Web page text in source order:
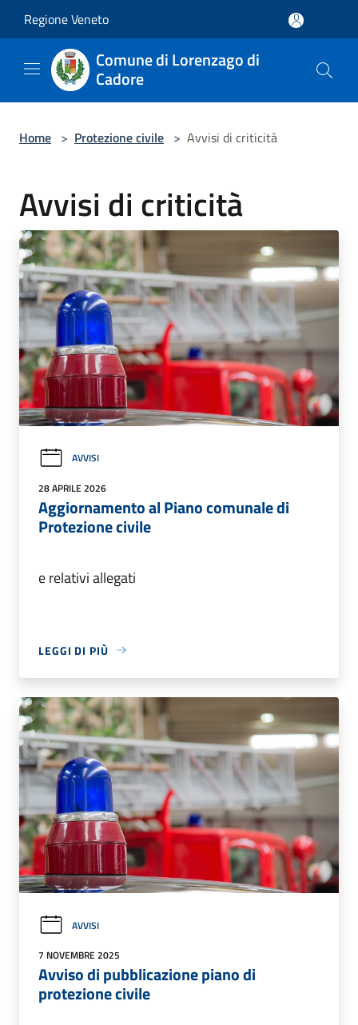
Regione Veneto
Comune di Lorenzago di
Cadore
Home > Protezione civile > Avvisi di criticità
Avvisi di criticità
AVVISI
28 APRILE 2026
Aggiornamento al Piano comunale di
Protezione civile
e relativi allegati
LEGGI DI PIÙ
AVVISI
7 NOVEMBRE 2025
Avviso di pubblicazione piano di
protezione civile